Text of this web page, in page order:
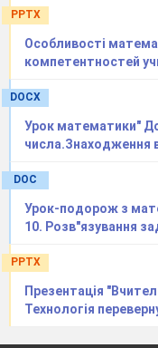
PPTX
Особливості
компетентностей
DOCX
Урок математики"
числа.Знаходження
DOC
Урок-подорож з
10. Розв"язування
PPTX
Презентація
Технологія